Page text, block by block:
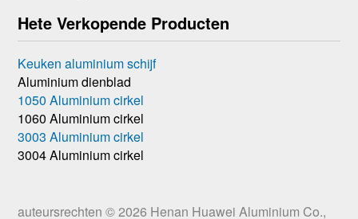
Hete Verkopende Producten
Keuken aluminium schijf
Aluminium dienblad
1050 Aluminium cirkel
1060 Aluminium cirkel
3003 Aluminium cirkel
3004 Aluminium cirkel
auteursrechten © 2026 Henan Huawei Aluminium Co.,